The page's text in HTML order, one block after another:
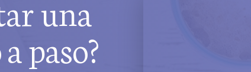
una
paso?